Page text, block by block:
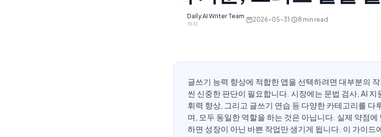
Daily AI Writer Team
저자
· 2026-05-31· 8 min read
글쓰기 능력 향상에 적합한 앱을 선택하려면 대부분의
씬 신중한 판단이 필요합니다. 시장에는 문법 검사, AI 지
휘력 향상, 그리고 글쓰기 연습 등 다양한 카테고리를 다
며, 모두 동일한 역할을 하는 것은 아닙니다. 실제 약점
하면 성장이 아닌 바쁜 작업만 생기게 됩니다. 이 가이드